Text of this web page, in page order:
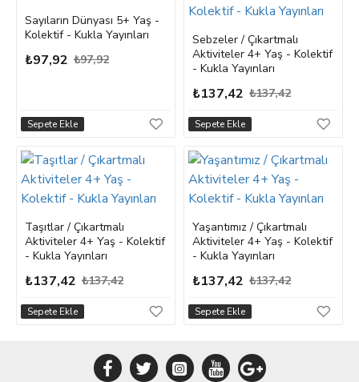
Sayıların Dünyası 5+ Yaş -
Kolektif - Kukla Yayınları
₺97,92 ₺97,92
Sepete Ekle
Sebzeler / Çıkartmalı
Aktiviteler 4+ Yaş - Kolektif
- Kukla Yayınları
₺137,42 ₺137,42
Sepete Ekle
Taşıtlar / Çıkartmalı
Aktiviteler 4+ Yaş - Kolektif
- Kukla Yayınları
₺137,42 ₺137,42
Sepete Ekle
Yaşantımız / Çıkartmalı
Aktiviteler 4+ Yaş - Kolektif
- Kukla Yayınları
₺137,42 ₺137,42
Sepete Ekle